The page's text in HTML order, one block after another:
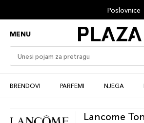
Poslovnice
MENU
BRENDOVI PARFEMI NJEGA
Lancome